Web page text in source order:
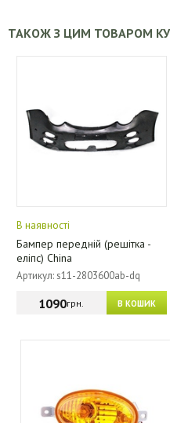
ТАКОЖ З ЦИМ ТОВАРОМ
В наявності
Бампер передній (решітка -
еліпс) China
Артикул: s11-2803600ab-dq
В КОШИК
1090грн.